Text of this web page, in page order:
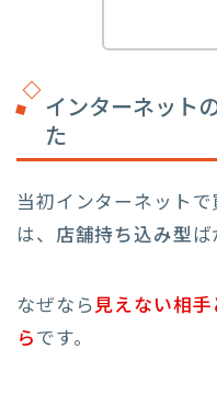
インターネット
た
当初インターネット
は、 店舗持ち込み型ば
なぜなら見えない相
らです。